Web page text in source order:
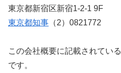
東京都新宿区新宿1-2-1 9F
東京都知事 （2）0821772
この会社概要に記載されている
です。